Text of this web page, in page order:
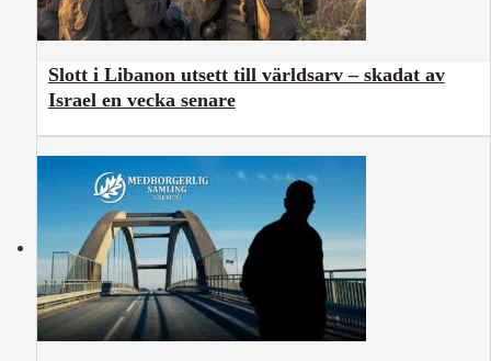
Slott i Libanon utsett till världsarv – skadat av
Israel en vecka senare